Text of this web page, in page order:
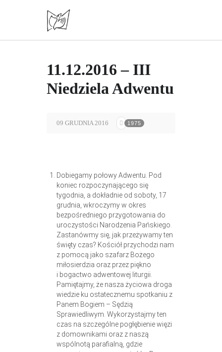
11.12.2016 – III
Niedziela Adwentu
09 GRUDNIA 2016 1975
Dobiegamy połowy Adwentu. Pod
koniec rozpoczynającego się
tygodnia, a dokładnie od soboty, 17
grudnia, wkroczymy w okres
bezpośredniego przygotowania do
uroczystości Narodzenia Pańskiego.
Zastanówmy się, jak przeżywamy ten
święty czas? Kościół przychodzi nam
z pomocą jako szafarz Bożego
miłosierdzia oraz przez piękno
i bogactwo adwentowej liturgii.
Pamiętajmy, że nasza życiowa droga
wiedzie ku ostatecznemu spotkaniu z
Panem Bogiem – Sędzią
Sprawiedliwym. Wykorzystajmy ten
czas na szczególne pogłębienie więzi
z domownikami oraz z naszą
wspólnotą parafialną, gdzie